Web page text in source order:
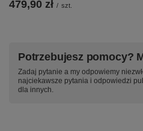
⭐ Szybkie ładowanie
⭐ Możliwość samodzielnej
479,90 zł / szt.
Potrzebujesz pomocy?
Zadaj pytanie a my odpowiemy
najciekawsze pytania i odpowiedzi
dla innych.